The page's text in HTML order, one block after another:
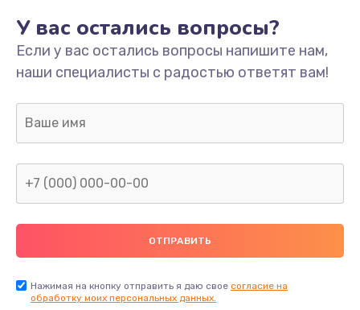
У вас остались вопросы?
Если у вас остались вопросы напишите нам,
наши специалисты с радостью ответят вам!
Нажимая на кнопку отправить я даю свое согласие на
обработку моих персональных данных.